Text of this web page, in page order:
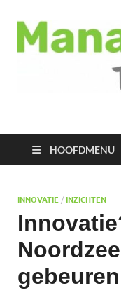
HOOFDMENU
INNOVATIE / INZICHTEN
gebeuren